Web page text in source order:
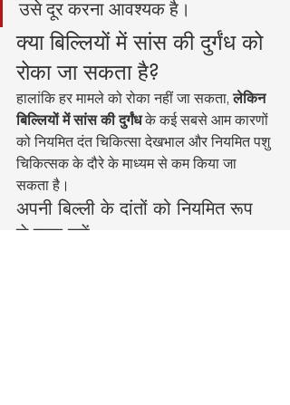
उसे दूर करना आवश्यक है।
क्या बिल्लियों में सांस की दुर्गंध को
रोका जा सकता है?
हालांकि हर मामले को रोका नहीं जा सकता, लेकिन
बिल्लियों में सांस की दुर्गंध के कई सबसे आम कारणों
को नियमित दंत चिकित्सा देखभाल और नियमित पशु
चिकित्सक के दौरे के माध्यम से कम किया जा
सकता है।
अपनी बिल्ली के दांतों को नियमित रूप
से ब्रश करें